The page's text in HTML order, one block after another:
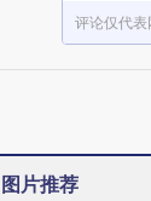
评论仅代
图片推荐